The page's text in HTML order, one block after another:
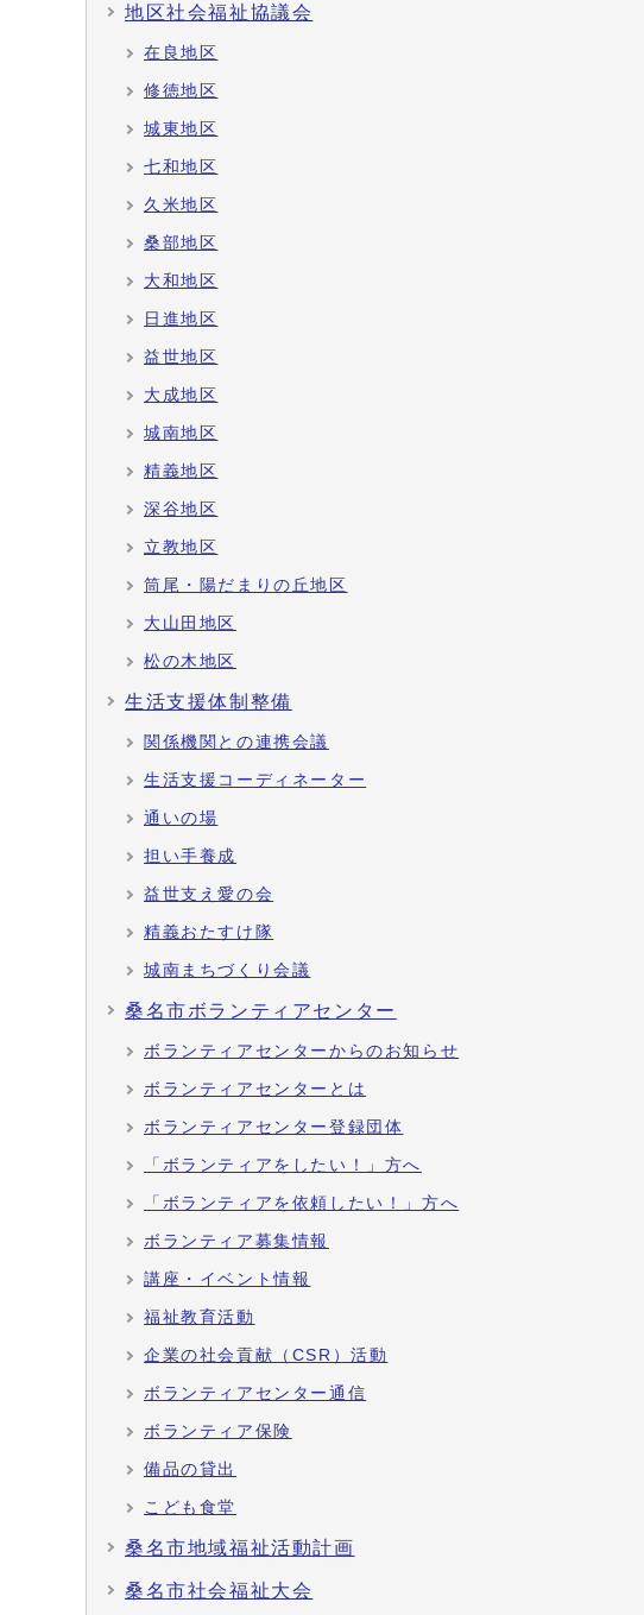
地区社会福祉協議会
在良地区
修徳地区
城東地区
七和地区
久米地区
桑部地区
大和地区
日進地区
益世地区
大成地区
城南地区
精義地区
深谷地区
立教地区
筒尾・陽だまりの丘地区
大山田地区
松の木地区
生活支援体制整備
関係機関との連携会議
生活支援コーディネーター
通いの場
担い手養成
益世支え愛の会
精義おたすけ隊
城南まちづくり会議
桑名市ボランティアセンター
ボランティアセンターからのお知らせ
ボランティアセンターとは
ボランティアセンター登録団体
「ボランティアをしたい！」方へ
「ボランティアを依頼したい！」方へ
ボランティア募集情報
講座・イベント情報
福祉教育活動
企業の社会貢献（CSR）活動
ボランティアセンター通信
ボランティア保険
備品の貸出
こども食堂
桑名市地域福祉活動計画
桑名市社会福祉大会